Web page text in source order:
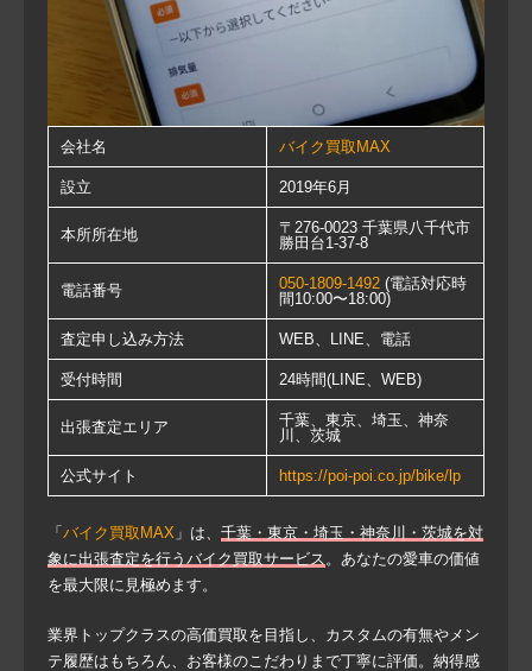
会社名 バイク買取MAX
設立 2019年6月
本所所在地
〒276-0023 千葉県八千代市
勝田台1-37-8
電話番号 050-1809-1492 (電話対応時
間10:00〜18:00)
査定申し込み方法 WEB、LINE、電話
受付時間 24時間(LINE、WEB)
出張査定エリア
千葉、東京、埼玉、神奈
川、茨城
公式サイト https://poi-poi.co.jp/bike/lp
「 バイク買取MAX 」は、 千葉・東京・埼玉・神奈川・茨城を対
象に出張査定を行うバイク買取サービス 。あなたの愛車の価値
を最大限に見極めます。
業界トップクラスの高価買取を目指し、カスタムの有無やメン
テ履歴はもちろん、お客様のこだわりまで丁寧に評価。納得感